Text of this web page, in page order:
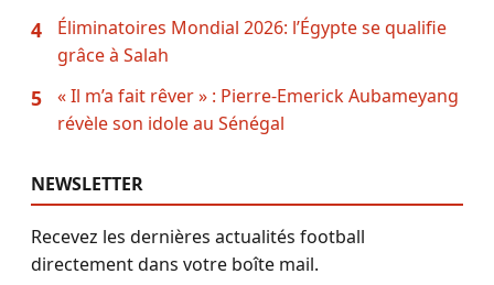
4
Éliminatoires Mondial 2026: l’Égypte se qualifie
grâce à Salah
5
« Il m’a fait rêver » : Pierre-Emerick Aubameyang
révèle son idole au Sénégal
NEWSLETTER
Recevez les dernières actualités football
directement dans votre boîte mail.